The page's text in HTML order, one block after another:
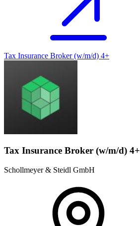
Tax Insurance Broker (w/m/d) 4+
Tax Insurance Broker (w/m/d) 4+
Schollmeyer & Steidl GmbH